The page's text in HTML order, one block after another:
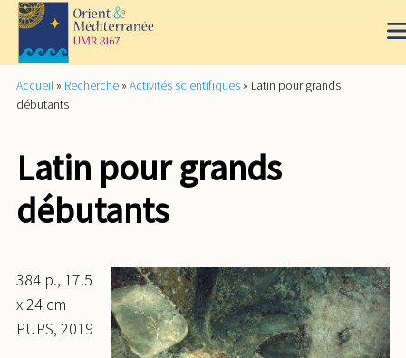
Accueil » Recherche » Activités scientifiques » Latin pour grands
débutants
Latin pour grands
débutants
384 p., 17.5
x 24 cm
PUPS, 2019